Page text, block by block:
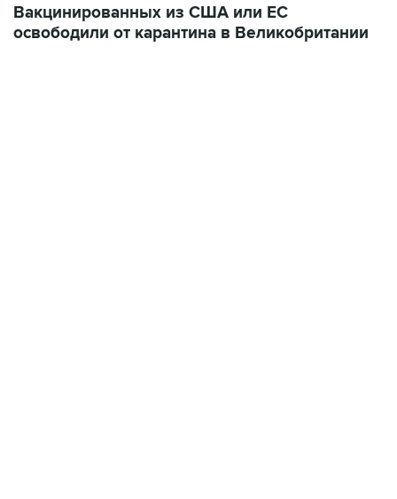
Вакцинированных из США или ЕС
освободили от карантина в Великобритании